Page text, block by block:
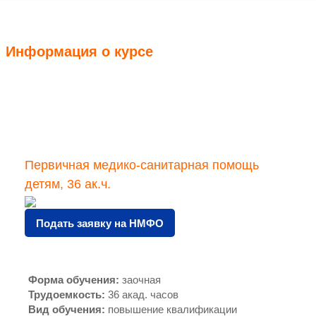
Информация о курсе
Первичная медико-санитарная помощь
детям, 36 ак.ч.
Подать заявку на НМФО
Форма обучения: заочная
Трудоемкость: 36 акад. часов
Вид обучения: повышение квалификации